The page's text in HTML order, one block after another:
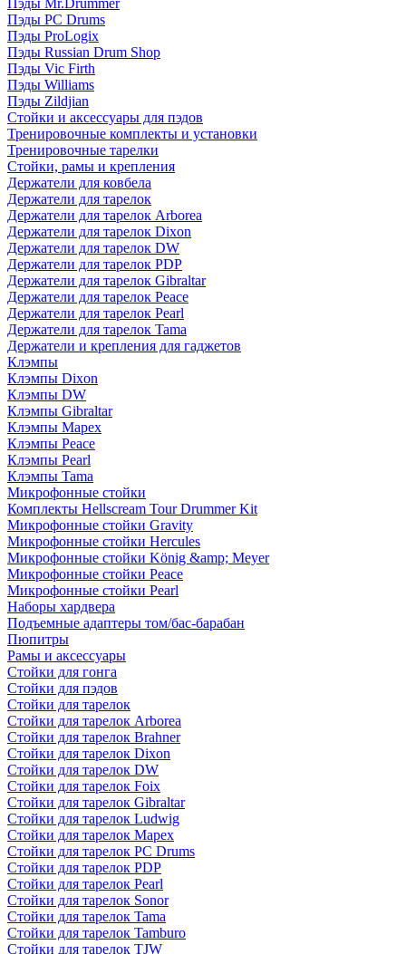
Пэды Mr.Drummer
Пэды PC Drums
Пэды ProLogix
Пэды Russian Drum Shop
Пэды Vic Firth
Пэды Williams
Пэды Zildjian
Стойки и аксессуары для пэдов
Тренировочные комплекты и установки
Тренировочные тарелки
Стойки, рамы и крепления
Держатели для ковбела
Держатели для тарелок
Держатели для тарелок Arborea
Держатели для тарелок Dixon
Держатели для тарелок DW
Держатели для тарелок PDP
Держатели для тарелок Gibraltar
Держатели для тарелок Peace
Держатели для тарелок Pearl
Держатели для тарелок Tama
Держатели и крепления для гаджетов
Клэмпы
Клэмпы Dixon
Клэмпы DW
Клэмпы Gibraltar
Клэмпы Mapex
Клэмпы Peace
Клэмпы Pearl
Клэмпы Tama
Микрофонные стойки
Комплекты Hellscream Tour Drummer Kit
Микрофонные стойки Gravity
Микрофонные стойки Hercules
Микрофонные стойки König &amp; Meyer
Микрофонные стойки Peace
Микрофонные стойки Pearl
Наборы хардвера
Подъемные адаптеры том/бас-барабан
Пюпитры
Рамы и аксессуары
Стойки для гонга
Стойки для пэдов
Стойки для тарелок
Стойки для тарелок Arborea
Стойки для тарелок Brahner
Стойки для тарелок Dixon
Стойки для тарелок DW
Стойки для тарелок Foix
Стойки для тарелок Gibraltar
Стойки для тарелок Ludwig
Стойки для тарелок Mapex
Стойки для тарелок PC Drums
Стойки для тарелок PDP
Стойки для тарелок Pearl
Стойки для тарелок Sonor
Стойки для тарелок Tama
Стойки для тарелок Tamburo
Стойки для тарелок TJW